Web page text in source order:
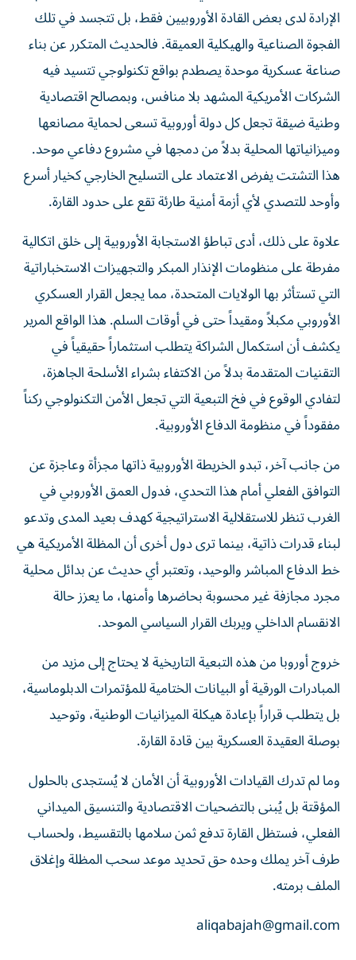
الإرادة لدى بعض القادة الأوروبيين فقط، بل تتجسد في تلك
الفجوة الصناعية والهيكلية العميقة. فالحديث المتكرر عن بناء
صناعة عسكرية موحدة يصطدم بواقع تكنولوجي تتسيد فيه
الشركات الأمريكية المشهد بلا منافس، وبمصالح اقتصادية
وطنية ضيقة تجعل كل دولة أوروبية تسعى لحماية مصانعها
وميزانياتها المحلية بدلاً من دمجها في مشروع دفاعي موحد.
هذا التشتت يفرض الاعتماد على التسليح الخارجي كخيار أسرع
وأوحد للتصدي لأي أزمة أمنية طارئة تقع على حدود القارة.
علاوة على ذلك، أدى تباطؤ الاستجابة الأوروبية إلى خلق اتكالية
مفرطة على منظومات الإنذار المبكر والتجهيزات الاستخباراتية
التي تستأثر بها الولايات المتحدة، مما يجعل القرار العسكري
الأوروبي مكبلاً ومقيداً حتى في أوقات السلم. هذا الواقع المرير
يكشف أن استكمال الشراكة يتطلب استثماراً حقيقياً في
التقنيات المتقدمة بدلاً من الاكتفاء بشراء الأسلحة الجاهزة،
لتفادي الوقوع في فخ التبعية التي تجعل الأمن التكنولوجي ركناً
مفقوداً في منظومة الدفاع الأوروبية.
من جانب آخر، تبدو الخريطة الأوروبية ذاتها مجزأة وعاجزة عن
التوافق الفعلي أمام هذا التحدي، فدول العمق الأوروبي في
الغرب تنظر للاستقلالية الاستراتيجية كهدف بعيد المدى وتدعو
لبناء قدرات ذاتية، بينما ترى دول أخرى أن المظلة الأمريكية هي
خط الدفاع المباشر والوحيد، وتعتبر أي حديث عن بدائل محلية
مجرد مجازفة غير محسوبة بحاضرها وأمنها، ما يعزز حالة
الانقسام الداخلي ويربك القرار السياسي الموحد.
خروج أوروبا من هذه التبعية التاريخية لا يحتاج إلى مزيد من
المبادرات الورقية أو البيانات الختامية للمؤتمرات الدبلوماسية،
بل يتطلب قراراً بإعادة هيكلة الميزانيات الوطنية، وتوحيد
بوصلة العقيدة العسكرية بين قادة القارة.
وما لم تدرك القيادات الأوروبية أن الأمان لا يُستجدى بالحلول
المؤقتة بل يُبنى بالتضحيات الاقتصادية والتنسيق الميداني
الفعلي، فستظل القارة تدفع ثمن سلامها بالتقسيط، ولحساب
طرف آخر يملك وحده حق تحديد موعد سحب المظلة وإغلاق
الملف برمته.
aliqabajah@gmail.com